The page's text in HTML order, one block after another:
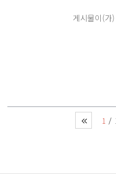
게시물이(가
1